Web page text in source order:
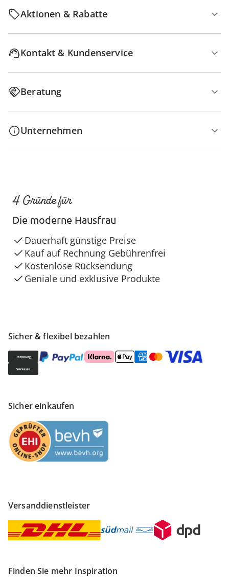
Aktionen & Rabatte
Kontakt & Kundenservice
Beratung
Unternehmen
Sicher & flexibel bezahlen
Sicher einkaufen
Versanddienstleister
Finden Sie mehr Inspiration
4 Gründe für
Die moderne Hausfrau
Dauerhaft günstige Preise
Kauf auf Rechnung Gebührenfrei
Kostenlose Rücksendung
Geniale und exklusive Produkte